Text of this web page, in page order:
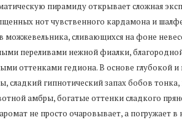
пирамиду открывает сложная
нот чувственного кардамона и
сливающихся на фоне
переливами нежной фиалки,
оттенками гедиона. В основе глубокой и
гипнотический запах бобов тонка,
амбры, богатые оттенки сладкого
не просто очаровывает, а погружает